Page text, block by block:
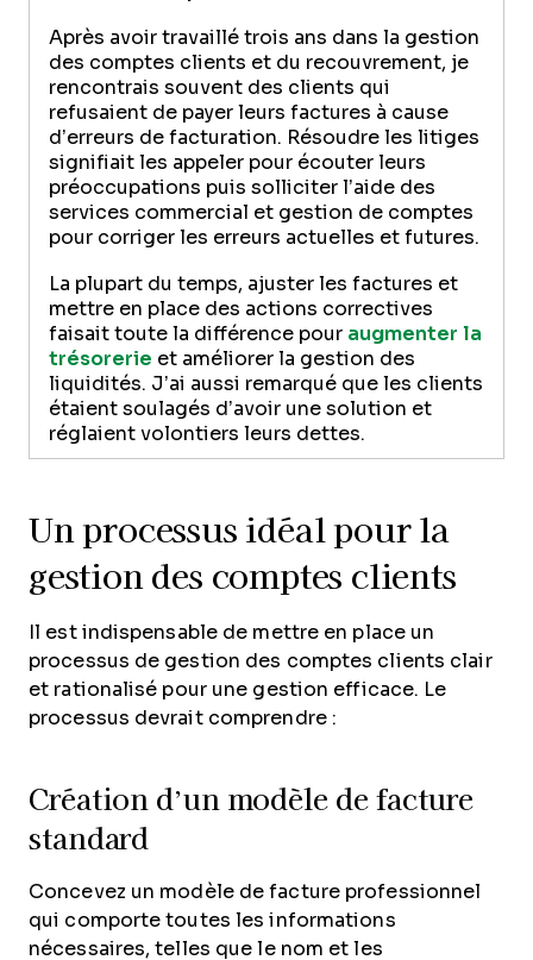
Après avoir travaillé trois ans dans la gestion
des comptes clients et du recouvrement, je
rencontrais souvent des clients qui
refusaient de payer leurs factures à cause
d’erreurs de facturation. Résoudre les litiges
signifiait les appeler pour écouter leurs
préoccupations puis solliciter l’aide des
services commercial et gestion de comptes
pour corriger les erreurs actuelles et futures.
La plupart du temps, ajuster les factures et
mettre en place des actions correctives
faisait toute la différence pour augmenter la
trésorerie et améliorer la gestion des
liquidités. J’ai aussi remarqué que les clients
étaient soulagés d’avoir une solution et
réglaient volontiers leurs dettes.
Un processus idéal pour la
gestion des comptes clients
Il est indispensable de mettre en place un
processus de gestion des comptes clients clair
et rationalisé pour une gestion efficace. Le
processus devrait comprendre :
Création d’un modèle de facture
standard
Concevez un modèle de facture professionnel
qui comporte toutes les informations
nécessaires, telles que le nom et les